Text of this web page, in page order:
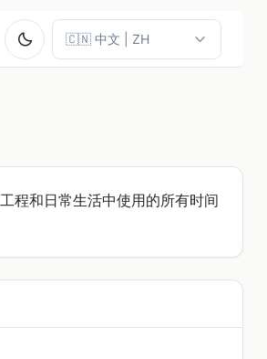
程和日常生活中使用的所有时间